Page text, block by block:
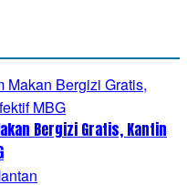
Bergizi Gratis, Kantin